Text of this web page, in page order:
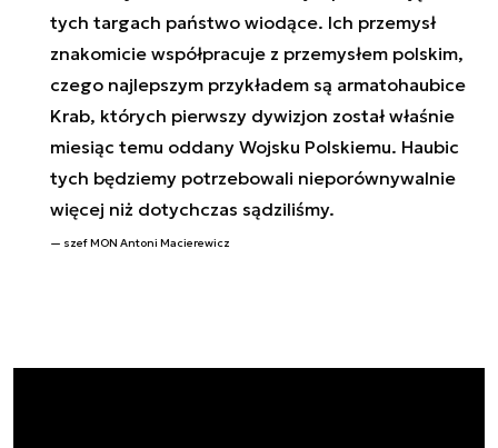
tych targach państwo wiodące. Ich przemysł
znakomicie współpracuje z przemysłem polskim,
czego najlepszym przykładem są armatohaubice
Krab, których pierwszy dywizjon został właśnie
miesiąc temu oddany Wojsku Polskiemu. Haubic
tych będziemy potrzebowali nieporównywalnie
więcej niż dotychczas sądziliśmy.
szef MON Antoni Macierewicz